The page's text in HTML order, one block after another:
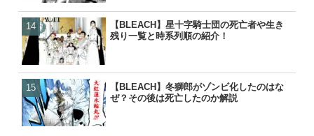
【BLEACH】星十字騎士団の死亡者や生き
残り一覧と時系列順の紹介！
【BLEACH】冬獅郎がゾンビ化したのはな
ぜ？その後は死亡したのか解説
【BLEACH】星十字騎士団
ッター）の強さランキング
【BLEACH】星十字騎士団
残り一覧と時系列順の紹介
【BLEACH】星十字騎士団
残り一覧と時系列順の紹介
【炎炎ノ消防隊】森羅の母
（マリクサカベ）の正体は
【NARUTO】尾獣の能力・
後・死亡を一覧で紹介！
【GANTZ】レイカの最後と
クローンとはどうなったの